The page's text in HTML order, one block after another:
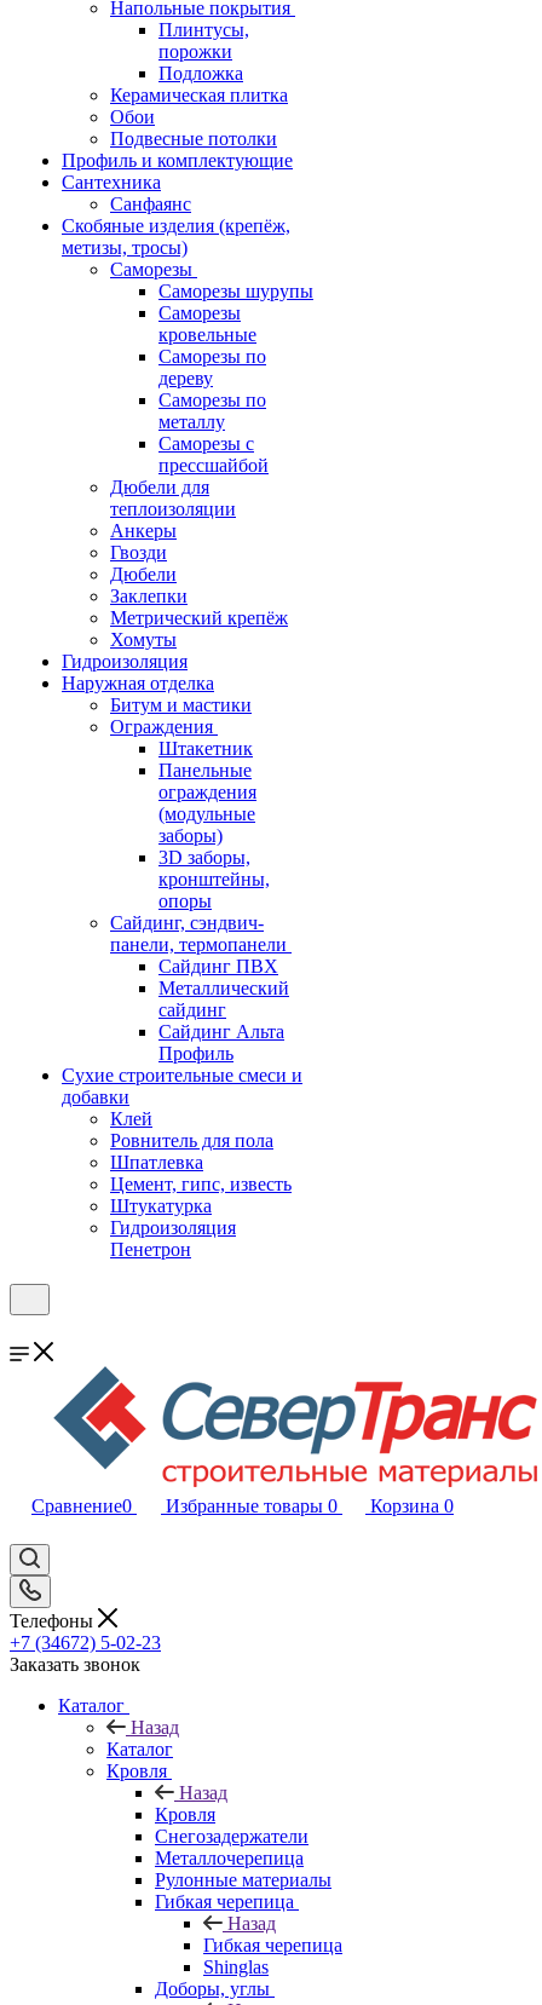
Напольные покрытия
Плинтусы,
порожки
Подложка
Керамическая плитка
Обои
Подвесные потолки
Профиль и комплектующие
Сантехника
Санфаянс
Скобяные изделия (крепёж,
метизы, тросы)
Саморезы
Саморезы шурупы
Саморезы
кровельные
Саморезы по
дереву
Саморезы по
металлу
Саморезы с
прессшайбой
Дюбели для
теплоизоляции
Анкеры
Гвозди
Дюбели
Заклепки
Метрический крепёж
Хомуты
Гидроизоляция
Наружная отделка
Битум и мастики
Ограждения
Штакетник
Панельные
ограждения
(модульные
заборы)
3D заборы,
кронштейны,
опоры
Cайдинг, сэндвич-
панели, термопанели
Сайдинг ПВХ
Металлический
сайдинг
Сайдинг Альта
Профиль
Сухие строительные смеси и
добавки
Клей
Ровнитель для пола
Шпатлевка
Цемент, гипс, известь
Штукатурка
Гидроизоляция
Пенетрон
Сравнение0 Избранные товары 0 Корзина 0
Телефоны
+7 (34672) 5-02-23
Заказать звонок
Каталог
Назад
Каталог
Кровля
Назад
Кровля
Снегозадержатели
Металлочерепица
Рулонные материалы
Гибкая черепица
Назад
Гибкая черепица
Shinglas
Доборы, углы